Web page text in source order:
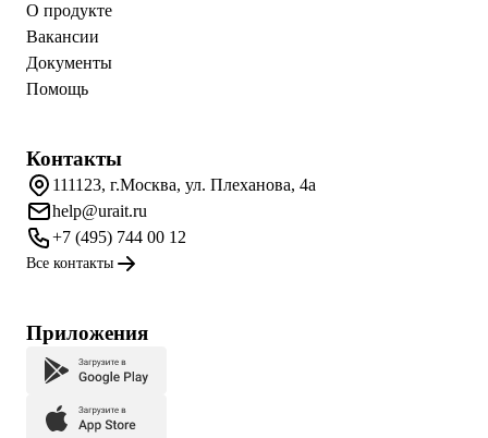
О продукте
Вакансии
Документы
Помощь
Контакты
111123, г.Москва, ул. Плеханова, 4а
help@urait.ru
+7 (495) 744 00 12
Все контакты
Приложения